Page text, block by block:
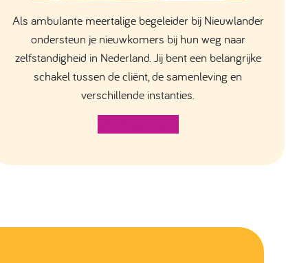
Als ambulante meertalige begeleider bij Nieuwlander
ondersteun je nieuwkomers bij hun weg naar
zelfstandigheid in Nederland. Jij bent een belangrijke
schakel tussen de cliënt, de samenleving en
verschillende instanties.